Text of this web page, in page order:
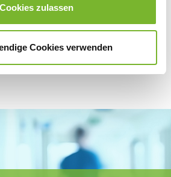
Cookies zulassen
Cookies verwenden